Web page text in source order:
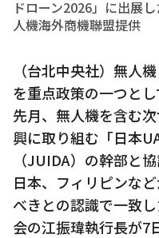
ドローン2026」に出展
人機海外商機聯盟提供
（台北中央社）無人
を重点政策の一つと
先月、無人機を含む
興に取り組む「日本
（JUIDA）の幹部と
日本、フィリピンな
べきとの認識で一致
会の江振瑋執行長が7